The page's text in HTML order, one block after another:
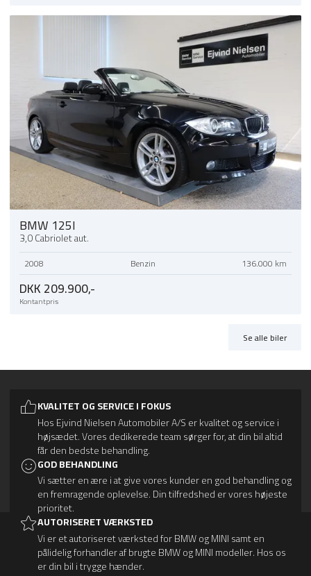
BMW 125I
3,0 Cabriolet aut.
2008 Benzin 136.000 km
DKK 209.900,-
Kontantpris
Se alle biler
KVALITET OG SERVICE I FOKUS
Hos Ejvind Nielsen Automobiler A/S er kvalitet og service i
højsædet. Vores dedikerede team sørger for, at din bil altid
får den bedste behandling.
GOD BEHANDLING
Vi sætter en ære i at give vores kunder en god behandling og
en fremragende oplevelse. Din tilfredshed er vores højeste
prioritet.
AUTORISERET VÆRKSTED
Vi er et autoriseret værksted for BMW og MINI samt en
pålidelig forhandler af brugte BMW og MINI modeller. Hos os
er din bil i trygge hænder.